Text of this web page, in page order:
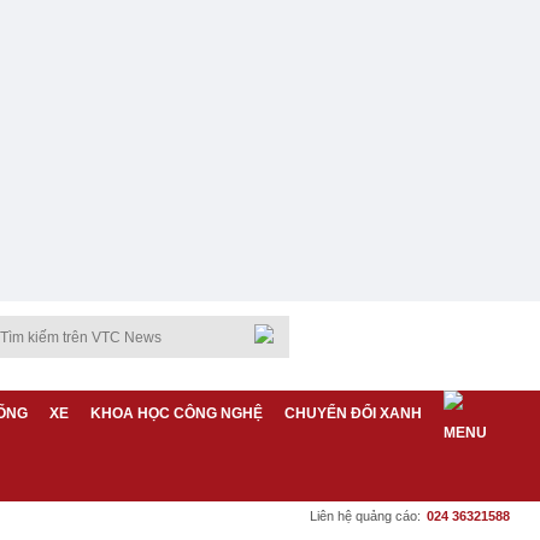
XE KHOA HỌC CÔNG NGHỆ CHUYỂN ĐỔI XANH
Liên hệ quảng cáo: 024 36321588